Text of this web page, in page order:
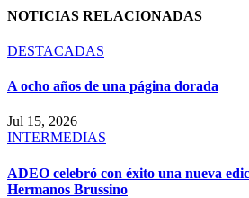
entradas
NOTICIAS RELACIONADAS
DESTACADAS
A ocho años de una página dorada
Jul 15, 2026
INTERMEDIAS
ADEO celebró con éxito una nueva
Hermanos Brussino